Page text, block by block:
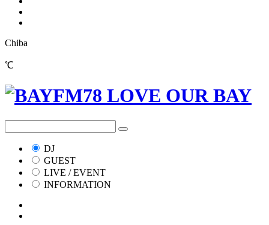
Chiba
℃
DJ
GUEST
LIVE / EVENT
INFORMATION